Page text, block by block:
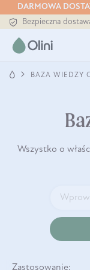
DARMOWA
Bezpieczna
Darmowa dostawa
Tłoczony zawsze
BAZA WIEDZY
Wszystko o
Zastosowanie: